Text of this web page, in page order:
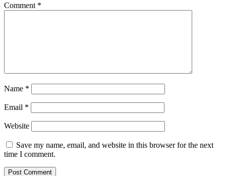
Comment *
Name *
Email *
Website
Save my name, email, and website in this browser for the next
time I comment.